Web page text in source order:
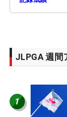
JLPGA 週間
1